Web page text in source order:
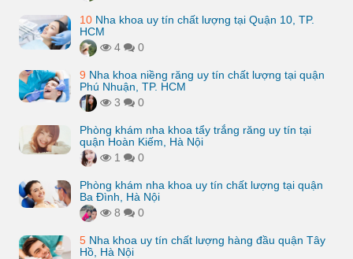
10 Nha khoa uy tín chất lượng tại Quận 10, TP.
HCM
4
0
9 Nha khoa niềng răng uy tín chất lượng tại quận
Phú Nhuận, TP. HCM
3
0
Phòng khám nha khoa tẩy trắng răng uy tín tại
quận Hoàn Kiếm, Hà Nội
1
0
Phòng khám nha khoa uy tín chất lượng tại quận
Ba Đình, Hà Nội
8
0
5 Nha khoa uy tín chất lượng hàng đầu quận Tây
Hồ, Hà Nội